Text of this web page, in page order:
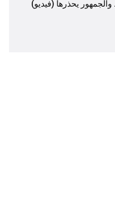
يحذرها (فيديو)